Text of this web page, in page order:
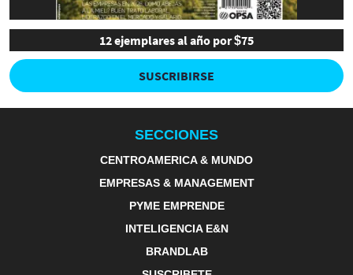
12 ejemplares al año por $75
SUSCRIBIRSE
SECCIONES
CENTROAMERICA & MUNDO
EMPRESAS & MANAGEMENT
PYME EMPRENDE
INTELIGENCIA E&N
BRANDLAB